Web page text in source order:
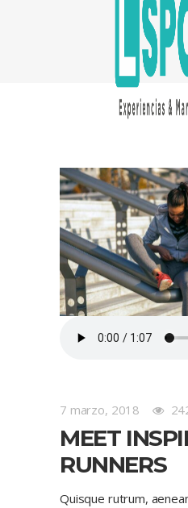
7 marzo, 2018
MEET
RUNNERS
Quisque rutrum,